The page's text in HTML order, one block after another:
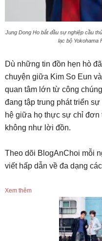
Jung Dong Ho bắt đầu sự nghiệp cầu
lạc bộ Yokohama
Dù những tin đồn hẹn hò
chuyện giữa Kim So Eun
quan tâm lớn từ công
đang tập trung phát triển
hệ giữa họ thực sự chỉ đơn
không như lời đồn.
Theo dõi BlogAnChoi mỗi
viết hấp dẫn về đa dạng
Xem thêm